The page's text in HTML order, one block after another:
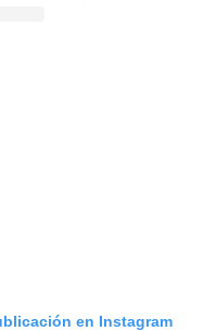
en Instagram